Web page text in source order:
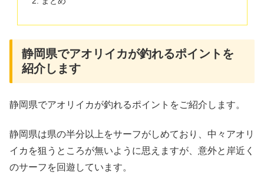
静岡県でアオリイカが釣れるポイントを
紹介します
静岡県でアオリイカが釣れるポイントをご紹介します。
静岡県は県の半分以上をサーフがしめており、中々アオリ
イカを狙うところが無いように思えますが、意外と岸近く
のサーフを回遊しています。